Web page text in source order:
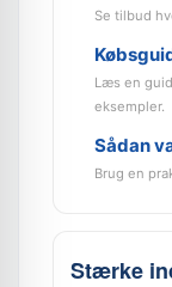
Se tilbud
Læs en
eksempler.
Sådan
Brug en
Stærke